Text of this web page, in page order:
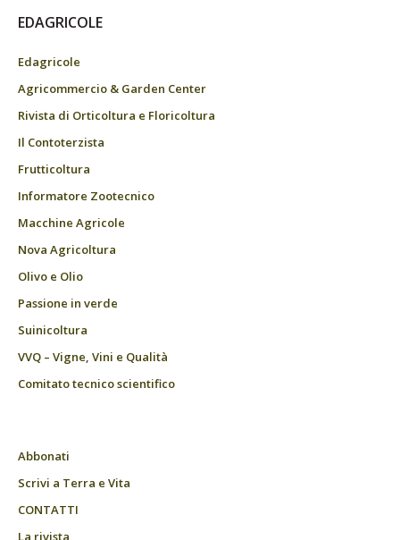
EDAGRICOLE
Edagricole
Agricommercio & Garden Center
Rivista di Orticoltura e Floricoltura
Il Contoterzista
Frutticoltura
Informatore Zootecnico
Macchine Agricole
Nova Agricoltura
Olivo e Olio
Passione in verde
Suinicoltura
VVQ – Vigne, Vini e Qualità
Comitato tecnico scientifico
Abbonati
Scrivi a Terra e Vita
CONTATTI
La rivista